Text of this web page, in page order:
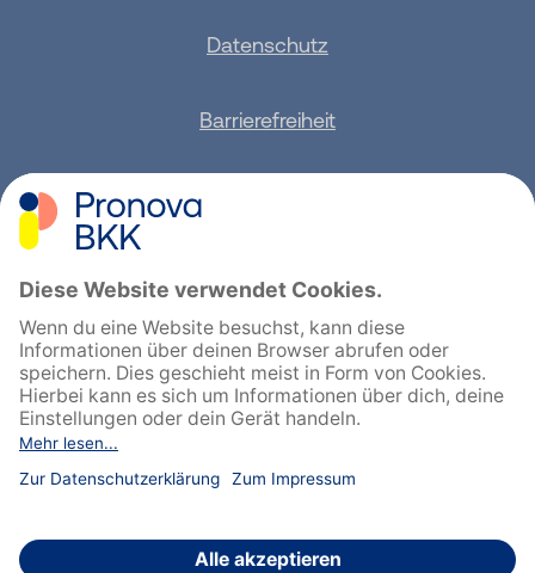
Datenschutz
Barrierefreiheit
English
Cookie-Einstellungen